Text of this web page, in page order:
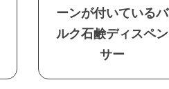
ーンが付いているバ
ルク石鹸ディスペン
サー